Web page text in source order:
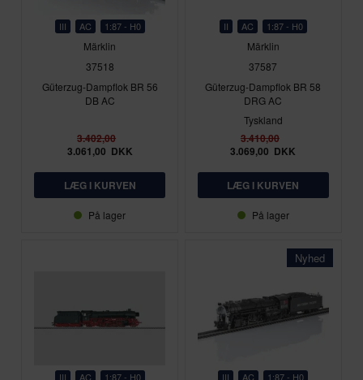
III AC 1:87 - H0
Märklin
37518
Güterzug-Dampflok BR 56
DB AC
3.402,00
3.061,00 DKK
På lager
II AC 1:87 - H0
Märklin
37587
Güterzug-Dampflok BR 58
DRG AC
Tyskland
3.410,00
3.069,00 DKK
På lager
III AC 1:87 - H0
Nyhed
III AC 1:87 - H0